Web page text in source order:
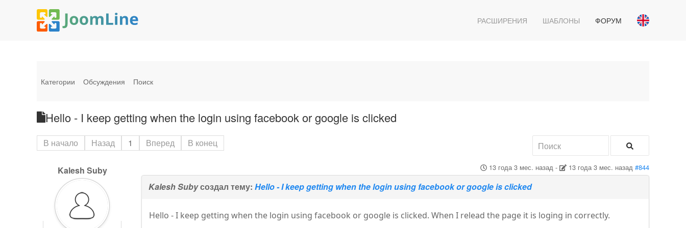
РАСШИРЕНИЯ ШАБЛОНЫ ФОРУМ
Категории Обсуждения Поиск
Hello - I keep getting when the login using facebook or google is clicked
В начало Назад 1 Вперед В конец
Kalesh Suby 13 года 3 мес. назад- 13 года 3 мес. назад #844
Kalesh Subyсоздал тему:Hello - I keep getting when the login using facebook or google is clicked
Hello - I keep getting when the login using facebook or google is clicked. When I relead the page it is loging in correctly.